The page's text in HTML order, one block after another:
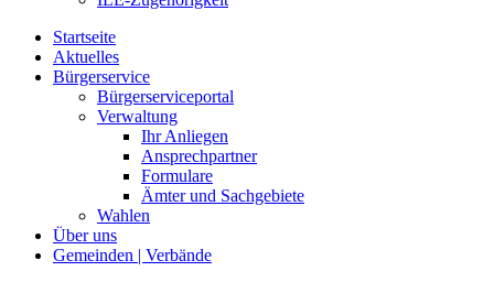
Startseite
Aktuelles
Bürgerservice
Bürgerserviceportal
Verwaltung
Ihr Anliegen
Ansprechpartner
Formulare
Ämter und Sachgebiete
Wahlen
Über uns
Gemeinden | Verbände